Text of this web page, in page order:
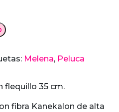
flequillo 35 cm.
fibra Kanekalon de alta
Melena, Peluca